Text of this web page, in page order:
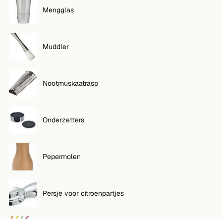
Mengglas
Muddler
Nootmuskaatrasp
Onderzetters
Pepermolen
Persje voor citroenpartjes